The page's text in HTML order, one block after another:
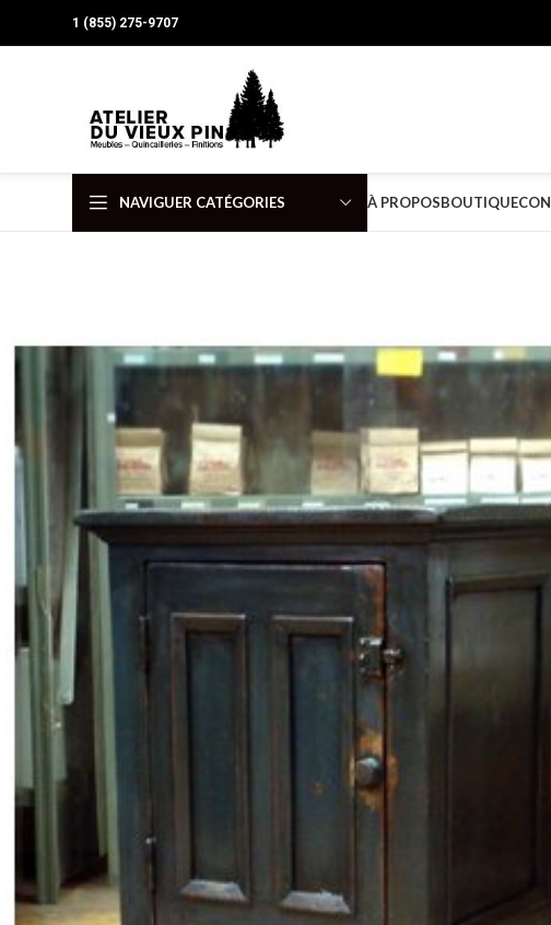
1 (855) 275-9707
NAVIGUER CATÉGORIES À PROPOSBOUTIQUE